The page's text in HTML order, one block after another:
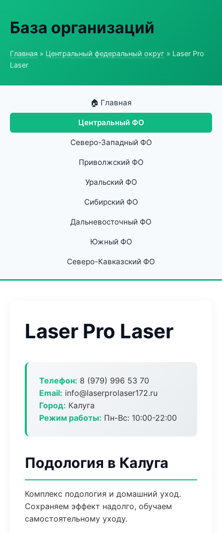
База организаций
Главная » Центральный федеральный округ » Laser Pro
Laser
🏠 Главная
Центральный ФО
Северо-Западный ФО
Приволжский ФО
Уральский ФО
Сибирский ФО
Дальневосточный ФО
Южный ФО
Северо-Кавказский ФО
Laser Pro Laser
Телефон: 8 (979) 996 53 70
Email: info@laserprolaser172.ru
Город: Калуга
Режим работы: Пн-Вс: 10:00-22:00
Подология в Калуга
Комплекс подология и домашний уход.
Сохраняем эффект надолго, обучаем
самостоятельному уходу.